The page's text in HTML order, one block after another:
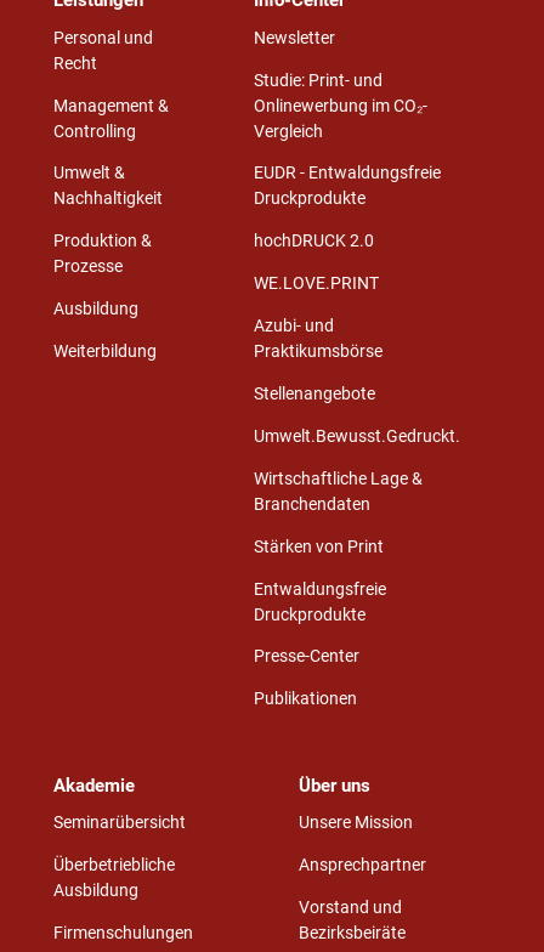
Personal und
Recht
Management &
Controlling
Umwelt &
Nachhaltigkeit
Produktion &
Prozesse
Ausbildung
Weiterbildung
Newsletter
Studie: Print- und
Onlinewerbung im CO₂-
Vergleich
EUDR - Entwaldungsfreie
Druckprodukte
hochDRUCK 2.0
WE.LOVE.PRINT
Azubi- und
Praktikumsbörse
Stellenangebote
Umwelt.Bewusst.Gedruckt.
Wirtschaftliche Lage &
Branchendaten
Stärken von Print
Entwaldungsfreie
Druckprodukte
Presse-Center
Publikationen
Akademie
Seminarübersicht
Überbetriebliche
Ausbildung
Firmenschulungen
Über uns
Unsere Mission
Ansprechpartner
Vorstand und
Bezirksbeiräte